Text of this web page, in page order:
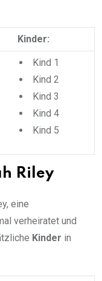
Kinder:
Kind 1
Kind 2
Kind 3
Kind 4
Kind 5
Riley
eine
verheiratet und
Kinder in